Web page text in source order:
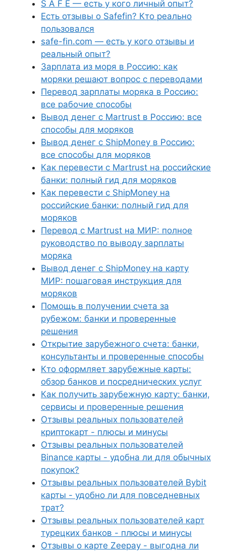
S A F E — есть у кого личный опыт?
Есть отзывы о Safefin? Кто реально
пользовался
safe-fin.com — есть у кого отзывы и
реальный опыт?
Зарплата из моря в Россию: как
моряки решают вопрос с переводами
Перевод зарплаты моряка в Россию:
все рабочие способы
Вывод денег с Martrust в Россию: все
способы для моряков
Вывод денег с ShipMoney в Россию:
все способы для моряков
Как перевести с Martrust на российские
банки: полный гид для моряков
Как перевести с ShipMoney на
российские банки: полный гид для
моряков
Перевод с Martrust на МИР: полное
руководство по выводу зарплаты
моряка
Вывод денег с ShipMoney на карту
МИР: пошаговая инструкция для
моряков
Помощь в получении счета за
рубежом: банки и проверенные
решения
Открытие зарубежного счета: банки,
консультанты и проверенные способы
Кто оформляет зарубежные карты:
обзор банков и посреднических услуг
Как получить зарубежную карту: банки,
сервисы и проверенные решения
Отзывы реальных пользователей
криптокарт - плюсы и минусы
Отзывы реальных пользователей
Binance карты - удобна ли для обычных
покупок?
Отзывы реальных пользователей Bybit
карты - удобно ли для повседневных
трат?
Отзывы реальных пользователей карт
турецких банков - плюсы и минусы
Отзывы о карте Zeepay - выгодна ли